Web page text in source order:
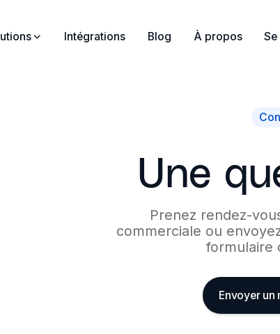
Intégrations Blog À propos
Une
Prenez rendez-
commerciale ou
formulaire
Envoyer un